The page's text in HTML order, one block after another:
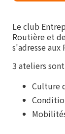
Le club
Routière et
s'adresse
3 ateliers
Culture